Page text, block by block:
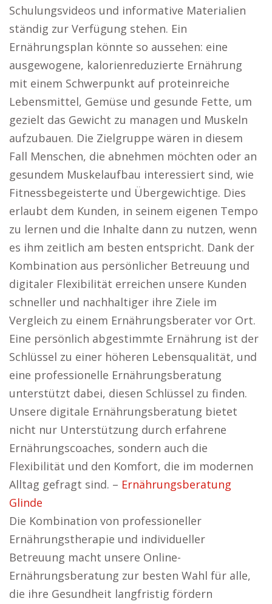
Schulungsvideos und informative Materialien
ständig zur Verfügung stehen. Ein
Ernährungsplan könnte so aussehen: eine
ausgewogene, kalorienreduzierte Ernährung
mit einem Schwerpunkt auf proteinreiche
Lebensmittel, Gemüse und gesunde Fette, um
gezielt das Gewicht zu managen und Muskeln
aufzubauen. Die Zielgruppe wären in diesem
Fall Menschen, die abnehmen möchten oder an
gesundem Muskelaufbau interessiert sind, wie
Fitnessbegeisterte und Übergewichtige. Dies
erlaubt dem Kunden, in seinem eigenen Tempo
zu lernen und die Inhalte dann zu nutzen, wenn
es ihm zeitlich am besten entspricht. Dank der
Kombination aus persönlicher Betreuung und
digitaler Flexibilität erreichen unsere Kunden
schneller und nachhaltiger ihre Ziele im
Vergleich zu einem Ernährungsberater vor Ort.
Eine persönlich abgestimmte Ernährung ist der
Schlüssel zu einer höheren Lebensqualität, und
eine professionelle Ernährungsberatung
unterstützt dabei, diesen Schlüssel zu finden.
Unsere digitale Ernährungsberatung bietet
nicht nur Unterstützung durch erfahrene
Ernährungscoaches, sondern auch die
Flexibilität und den Komfort, die im modernen
Alltag gefragt sind. – Ernährungsberatung
Glinde
Die Kombination von professioneller
Ernährungstherapie und individueller
Betreuung macht unsere Online-
Ernährungsberatung zur besten Wahl für alle,
die ihre Gesundheit langfristig fördern